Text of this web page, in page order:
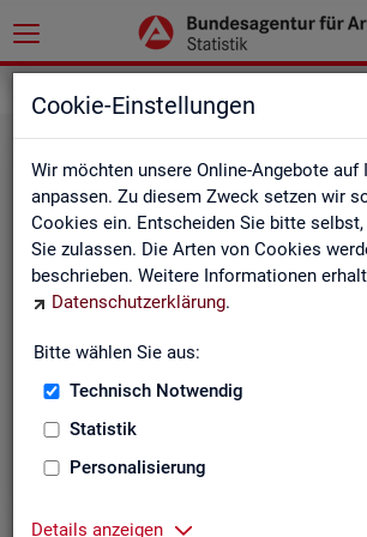
Cookie-Einstellungen
Wir möchten unsere Online-Angebote auf
anpassen. Zu diesem Zweck setzen wir
Cookies ein. Entscheiden Sie bitte
Sie zulassen. Die Arten von Cookies
beschrieben. Weitere Informationen
Datenschutzerklärung.
Bitte wählen Sie aus:
Technisch Notwendig
Statistik
Personalisierung
Details anzeigen
Hier stehen unsere
Kurzinformationen, Glossar,